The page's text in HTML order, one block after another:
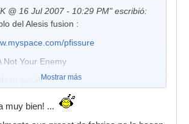
@ 16 Jul 2007 - 10:29 PM" escribió:
del Alesis fusion :
pfissure
Not Your Enemy
another New Wave track this
but this time used a semi David Bowie
Mostrar más
muy bien! ...